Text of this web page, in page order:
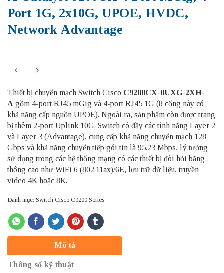
Port 1G, 2x10G, UPOE, HVDC,
Network Advantage
Thiết bị chuyển mạch Switch Cisco C9200CX-8UXG-2XH-
A gồm 4-port RJ45 mGig và 4-port RJ45 1G (8 cổng này có
khả năng cấp nguồn UPOE). Ngoài ra, sản phẩm còn được trang
bị thêm 2-port Uplink 10G. Switch có đầy các tính năng Layer 2
và Layer 3 (Advantage), cung cấp khả năng chuyển mạch 128
Gbps và khả năng chuyển tiếp gói tin là 95.23 Mbps, lý tưởng
sử dụng trong các hệ thống mạng có các thiết bị đòi hỏi băng
thông cao như WiFi 6 (802.11ax)/6E, lưu trữ dữ liệu, truyền
video 4K hoặc 8K.
Danh mục: Switch Cisco C9200 Series
Mô tả
Thông số kỹ thuật